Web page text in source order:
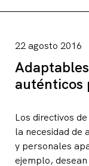
22 agosto 2016
auténticos
Los directivos
la necesidad de
y personales
ejemplo, desean